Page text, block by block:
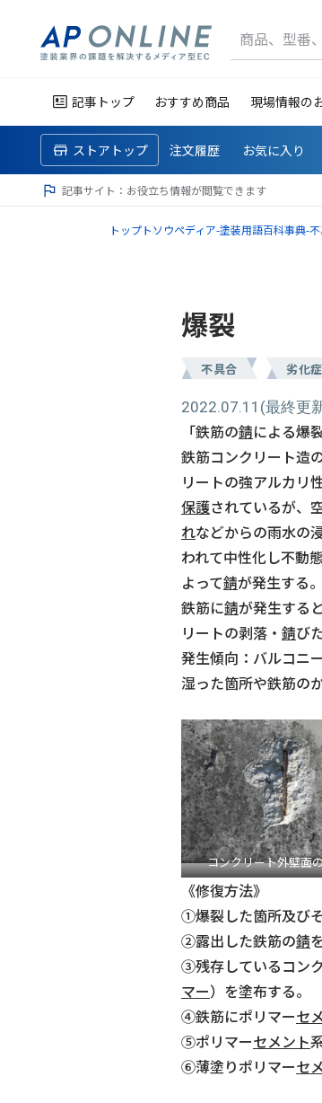
商品、型番
記事トップ おすすめ商品 現場情報の
ストアトップ 注文履歴 お気に入り
記事サイト：お役立ち情報が閲覧できます
トップトソウペディア-塗装用語百科事典-
爆裂
不具合 劣化
2022.07.11 (最終更
「鉄筋の錆による爆
鉄筋コンクリート造
リートの強アルカリ
保護されているが、
れなどからの雨水の
われて中性化し不動
よって錆が発生する。
鉄筋に錆が発生する
リートの剥落・ 錆び
発生傾向：バルコニ
湿った箇所や鉄筋の
コンクリート外壁面
《修復方法》
①爆裂した箇所及び
②露出した鉄筋の錆
③残存しているコン
マー）を塗布する。
④鉄筋にポリマーセ
⑤ポリマーセメント
⑥薄塗りポリマーセ